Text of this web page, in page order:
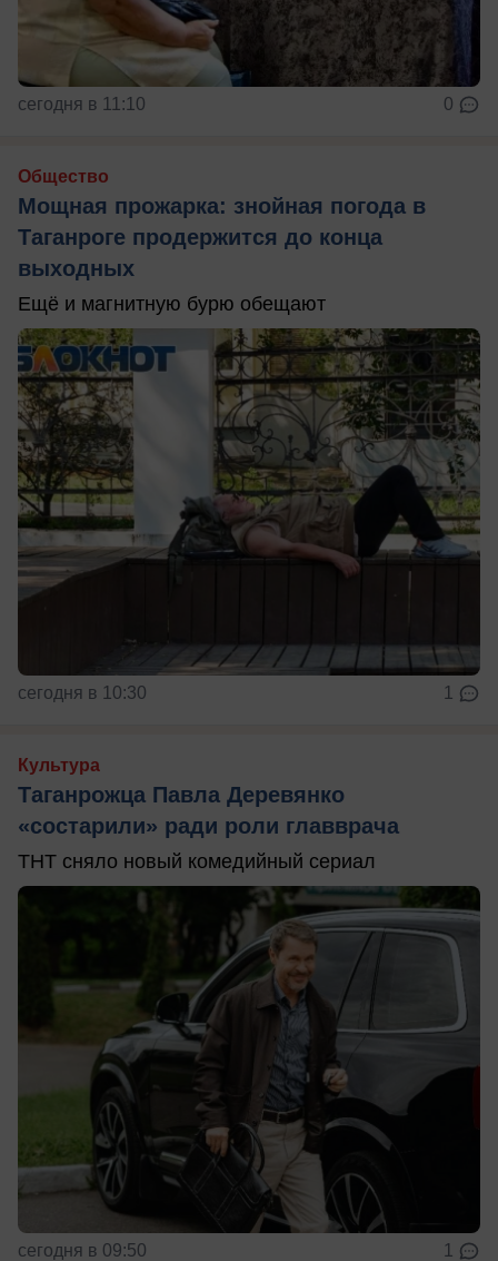
сегодня в 11:10 0
Общество
Мощная прожарка: знойная погода в
Таганроге продержится до конца
выходных
Ещё и магнитную бурю обещают
сегодня в 10:30 1
Культура
Таганрожца Павла Деревянко
«состарили» ради роли главврача
ТНТ сняло новый комедийный сериал
сегодня в 09:50 1